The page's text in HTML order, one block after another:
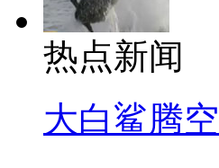
热点新闻
大白鲨腾